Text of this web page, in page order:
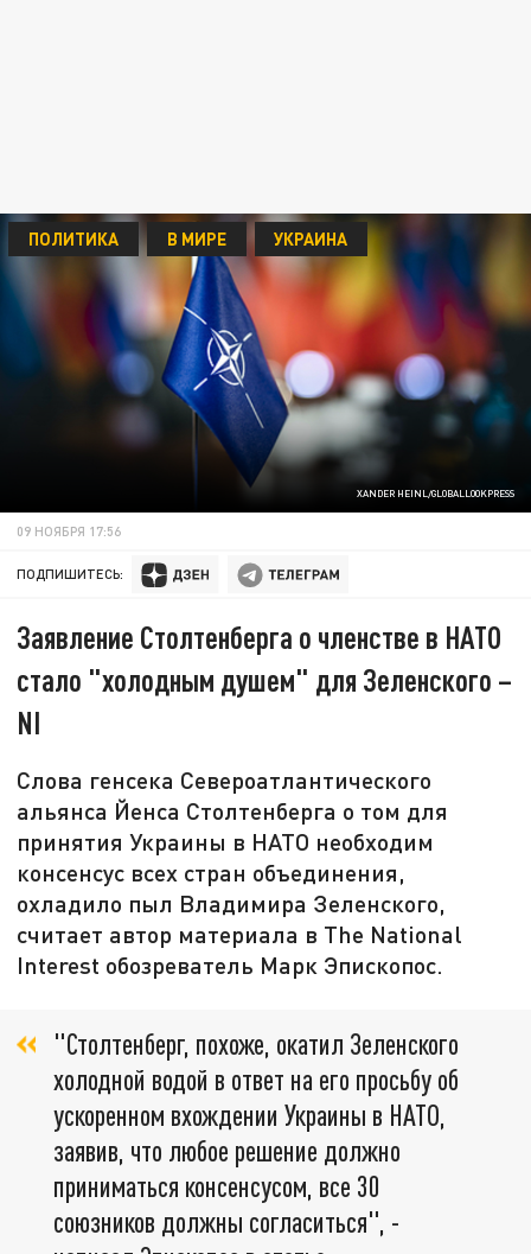
XANDER HEINL/GLOBALLOOKPRESS
ПОЛИТИКА В МИРЕ УКРАИНА
09 НОЯБРЯ 17:56
ПОДПИШИТЕСЬ:
Заявление Столтенберга о членстве в НАТО
стало "холодным душем" для Зеленского –
NI
Слова генсека Североатлантического
альянса Йенса Столтенберга о том для
принятия Украины в НАТО необходим
консенсус всех стран объединения,
охладило пыл Владимира Зеленского,
считает автор материала в The National
Interest обозреватель Марк Эпископос.
"Столтенберг, похоже, окатил Зеленского
холодной водой в ответ на его просьбу об
ускоренном вхождении Украины в НАТО,
заявив, что любое решение должно
приниматься консенсусом, все 30
союзников должны согласиться", -